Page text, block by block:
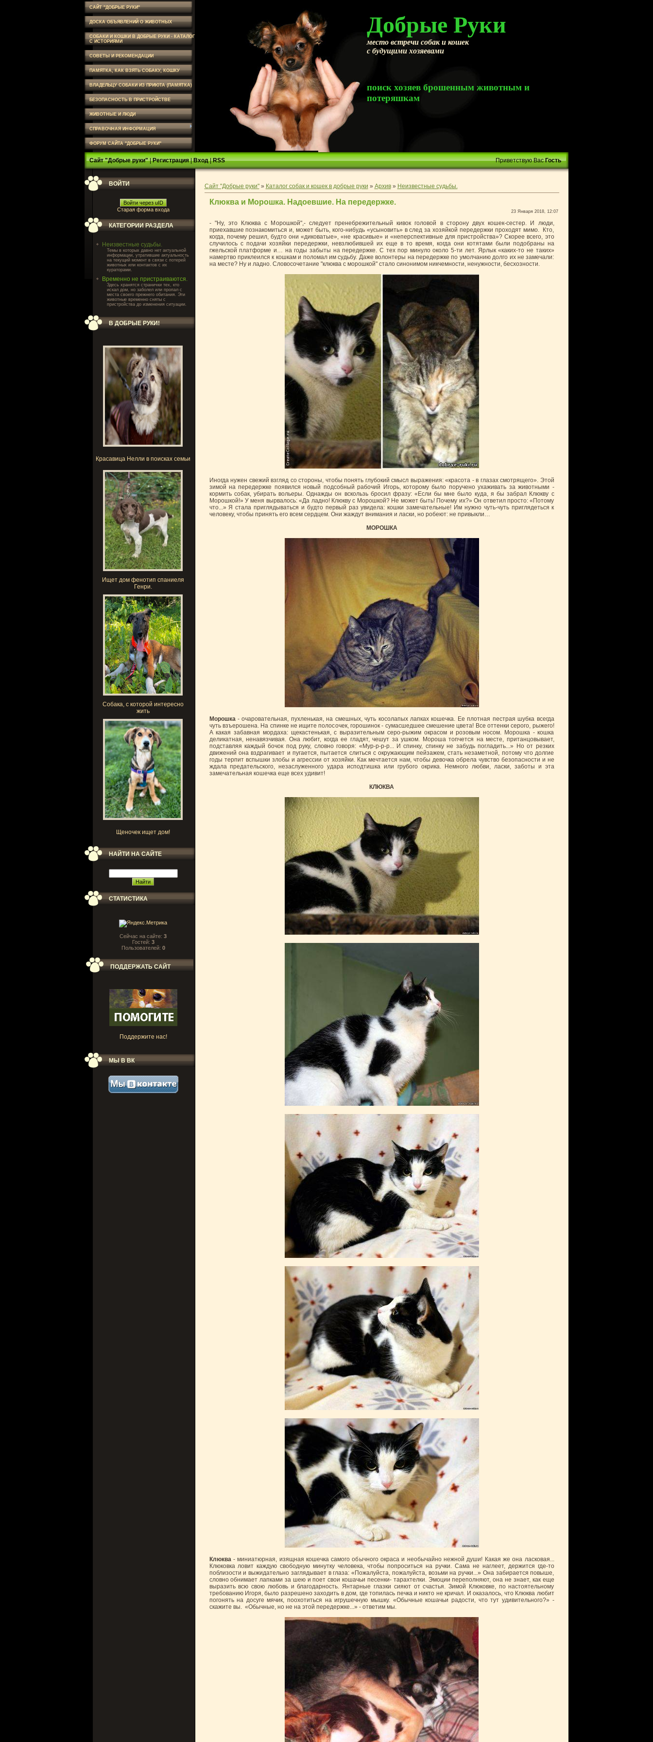
САЙТ "ДОБРЫЕ РУКИ"
ДОСКА ОБЪЯВЛЕНИЙ О ЖИВОТНЫХ
СОБАКИ И КОШКИ В ДОБРЫЕ РУКИ - КАТАЛОГ
С ИСТОРИЯМИ
СОВЕТЫ И РЕКОМЕНДАЦИИ
ПАМЯТКА, КАК ВЗЯТЬ СОБАКУ, КОШКУ
ВЛАДЕЛЬЦУ СОБАКИ ИЗ ПРИЮТА (ПАМЯТКА)
БЕЗОПАСНОСТЬ В ПРИСТРОЙСТВЕ
ЖИВОТНЫЕ И ЛЮДИ
СПРАВОЧНАЯ ИНФОРМАЦИЯ
ФОРУМ САЙТА "ДОБРЫЕ РУКИ"
Добрые Руки
место встречи собак и кошек
с будущими хозяевами
поиск хозяев брошенным животным и
потеряшкам
Сайт "Добрые руки"|Регистрация|Вход|RSS Приветствую Вас Гость
ВОЙТИ
Войти через uID
Старая форма входа
КАТЕГОРИИ РАЗДЕЛА
Неизвестные судьбы.
Темы в которых давно нет актуальной
информации, утратившие актуальность
на текущий момент в связи с потерей
животных или контактов с их
кураторами.
Временно не пристраиваются.
Здесь хранятся странички тех, кто
искал дом, но заболел или пропал с
места своего прежнего обитания. Эти
животные временно сняты с
пристройства до изменения ситуации.
В ДОБРЫЕ РУКИ!
Красавица Нелли в поисках семьи
Ищет дом фенотип спаниеля
Генри.
Собака, с которой интересно
жить
Щеночек ищет дом!
НАЙТИ НА САЙТЕ
СТАТИСТИКА
Сейчас на сайте: 3
Гостей: 3
Пользователей: 0
ПОДДЕРЖАТЬ САЙТ
Поддержите нас!
МЫ В ВК
Сайт "Добрые руки"» Каталог собак и кошек в добрые руки » Архив» Неизвестные судьбы.
Клюква и Морошка. Надоевшие. На передержке.
23 Января 2018, 12:07
- "Ну, это Клюква с Морошкой",- следует пренебрежительный кивок головой в сторону двух кошек-сестер. И люди,
приехавшие познакомиться и, может быть, кого-нибудь «усыновить» в след за хозяйкой передержки проходят мимо. Кто,
когда, почему решил, будто они «диковатые», «не красивые» и «неперспективные для пристройства»? Скорее всего, это
случилось с подачи хозяйки передержки, невзлюбившей их еще в то время, когда они котятами были подобраны на
гжельской платформе и… на годы забыты на передержке. С тех пор минуло около 5-ти лет. Ярлык «каких-то не таких»
намертво приклеился к кошкам и поломал им судьбу. Даже волонтеры на передержке по умолчанию долго их не замечали:
на месте? Ну и ладно. Словосочетание "клюква с морошкой" стало синонимом никчемности, ненужности, бесхозности.
Иногда нужен свежий взгляд со стороны, чтобы понять глубокий смысл выражения: «красота - в глазах смотрящего». Этой
зимой на передержке появился новый подсобный рабочий Игорь, которому было поручено ухаживать за животными -
кормить собак, убирать вольеры. Однажды он вскользь бросил фразу: «Если бы мне было куда, я бы забрал Клюкву с
Морошкой!» У меня вырвалось: «Да ладно! Клюкву с Морошкой? Не может быть! Почему их?» Он ответил просто: «Потому
что...» Я стала приглядываться и будто первый раз увидела: кошки замечательные! Им нужно чуть-чуть приглядеться к
человеку, чтобы принять его всем сердцем. Они жаждут внимания и ласки, но робеют: не привыкли…
МОРОШКА
Морошка- очаровательная, пухленькая, на смешных, чуть косолапых лапках кошечка. Ее плотная пестрая шубка всегда
чуть взъерошена. На спинке не ищите полосочек, горошинок - сумасшедшее смешение цвета! Все оттенки серого, рыжего!
А какая забавная мордаха: щекастенькая, с выразительным серо-рыжим окрасом и розовым носом. Морошка - кошка
деликатная, ненавязчивая. Она любит, когда ее гладят, чешут за ушком. Мороша топчется на месте, пританцовывает,
подставляя каждый бочок под руку, словно говоря: «Мур-р-р-р... И спинку, спинку не забудь погладить...» Но от резких
движений она вздрагивает и пугается, пытается слиться с окружающим пейзажем, стать незаметной, потому что долгие
годы терпит вспышки злобы и агрессии от хозяйки. Как мечтается нам, чтобы девочка обрела чувство безопасности и не
ждала предательского, незаслуженного удара исподтишка или грубого окрика. Немного любви, ласки, заботы и эта
замечательная кошечка еще всех удивит!
КЛЮКВА
Клюква- миниатюрная, изящная кошечка самого обычного окраса и необычайно нежной души! Какая же она ласковая...
Клюковка ловит каждую свободную минутку человека, чтобы попроситься на ручки. Сама не наглеет, держится где-то
поблизости и выжидательно заглядывает в глаза: «Пожалуйста, пожалуйста, возьми на ручки...» Она забирается повыше,
словно обнимает лапками за шею и поет свои кошачьи песенки- тарахтелки. Эмоции переполняют, она не знает, как еще
выразить всю свою любовь и благодарность. Янтарные глазки сияют от счастья. Зимой Клюковке, по настоятельному
требованию Игоря, было разрешено заходить в дом, где топилась печка и никто не кричал. И оказалось, что Клюква любит
погонять на досуге мячик, поохотиться на игрушечную мышку. «Обычные кошачьи радости, что тут удивительного?» -
скажите вы. «Обычные, но не на этой передержке...» - ответим мы.